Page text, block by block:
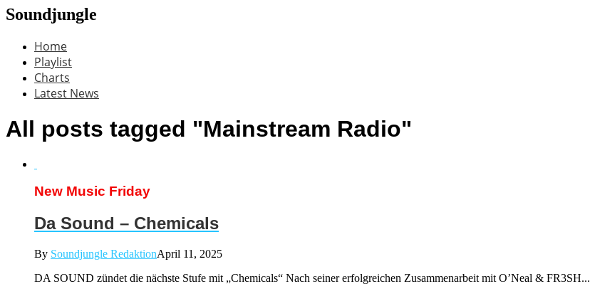
Soundjungle
Home
Playlist
Charts
Latest News
All posts tagged "Mainstream Radio"
New Music Friday
Da Sound – Chemicals
By Soundjungle RedaktionApril 11, 2025
DA SOUND zündet die nächste Stufe mit „Chemicals“ Nach seiner erfolgreichen Zusammenarbeit mit O’Neal & FR3SH...